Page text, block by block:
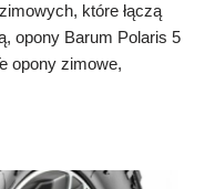
które łączą
opony Barum Polaris 5
opony zimowe,